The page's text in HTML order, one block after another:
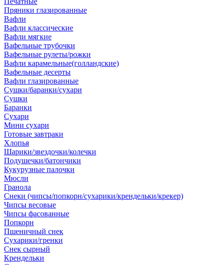
Пряники глазированные
Вафли
Вафли классические
Вафли мягкие
Вафельные трубочки
Вафельные рулеты/рожки
Вафли карамельные(голландские)
Вафельные десерты
Вафли глазированные
Сушки/баранки/сухари
Сушки
Баранки
Сухари
Мини сухари
Готовые завтраки
Хлопья
Шарики/звездочки/колечки
Подушечки/батончики
Кукурузные палочки
Мюсли
Гранола
Снеки (чипсы/попкорн/сухарики/крендельки/крекер)
Чипсы весовые
Чипсы фасованные
Попкорн
Пшеничный снек
Сухарики/гренки
Снек сырный
Крендельки